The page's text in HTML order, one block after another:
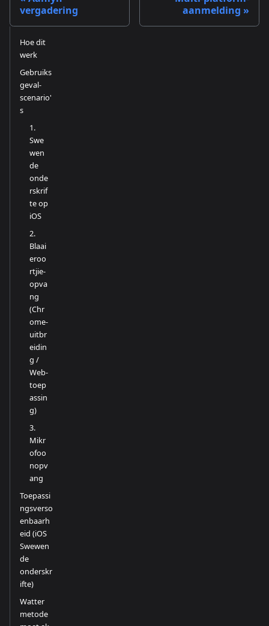
vergadering
aanmelding
Hoe dit
werk
Gebruiks
geval-
scenario'
s
1.
Swe
wen
de
onde
rskrif
te op
iOS
2.
Blaai
eroo
rtjie-
opva
ng
(Chr
ome-
uitbr
eidin
g /
Web-
toep
assin
g)
3.
Mikr
ofoo
nopv
ang
Toepassi
ngsverso
enbaarh
eid (iOS
Swewen
de
onderskr
ifte)
Watter
metode